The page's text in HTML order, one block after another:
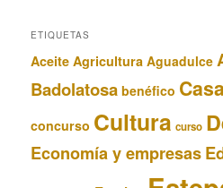
ETIQUETAS
Aceite Agricultura Aguadulce
Badolatosa benéfico
concurso Cultura curso
Economía y empresas